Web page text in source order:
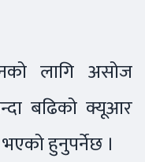
लागि असोज
बढिको क्यूआर
हुनुपर्नेछ ।